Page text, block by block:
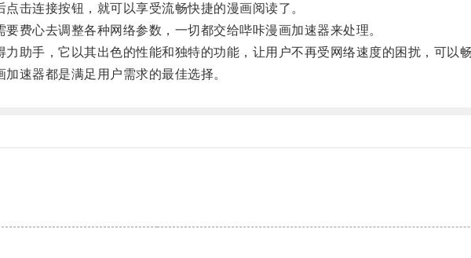
连接按钮，就可以享受流畅快捷的漫画阅读了。
心去调整各种网络参数，一切都交给哔咔漫画加速器来处理。
手，它以其出色的性能和独特的功能，让用户不再受网络速度的困扰，可以畅
速器都是满足用户需求的最佳选择。